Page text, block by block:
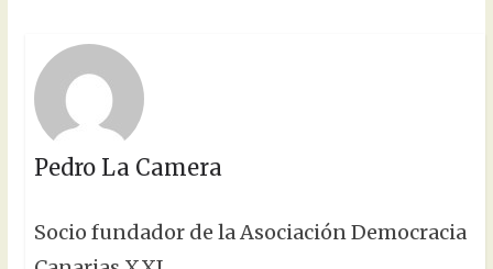
Pedro La Camera
Socio fundador de la Asociación Democracia